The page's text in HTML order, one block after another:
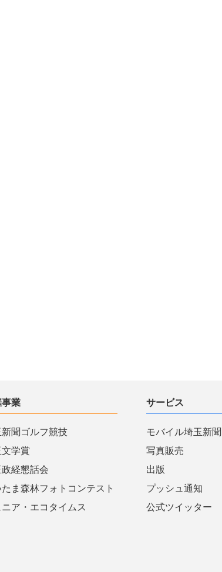
事業
聞ゴルフ競技
学賞
経懇話会
たま森林フォトコンテスト
ニア・エコタイムス
サービス
モバイル埼玉新聞
写真販売
出版
プッシュ通知
公式ツイッター